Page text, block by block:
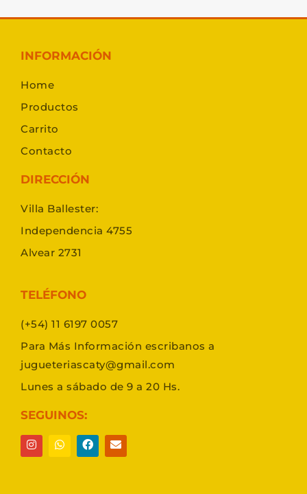
INFORMACIÓN
Home
Productos
Carrito
Contacto
DIRECCIÓN
Villa Ballester:
Independencia 4755
Alvear 2731
TELÉFONO
(+54) 11 6197 0057
Para Más Información escribanos a
jugueteriascaty@gmail.com
Lunes a sábado de 9 a 20 Hs.
SEGUINOS: